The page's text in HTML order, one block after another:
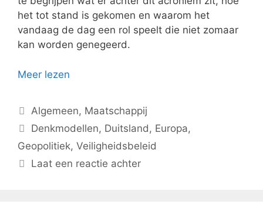
het tot stand is gekomen en waarom het
vandaag de dag een rol speelt die niet zomaar
kan worden genegeerd.
Meer lezen
Categorieën
Algemeen, Maatschappij
Tags
Denkmodellen, Duitsland , Europa,
Geopolitiek, Veiligheidsbeleid
Laat een reactie achter